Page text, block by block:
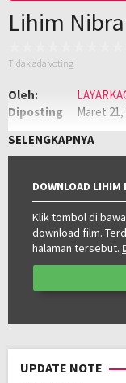
Lihim
Tidak ada voting
Oleh:
Diposting
Maret 21,
Kualitas:
HD
Negara:
SELENGKAPNYA
DOWNLOAD
Klik tombol di
download film.
halaman tersebut.
UPDATE NOTE